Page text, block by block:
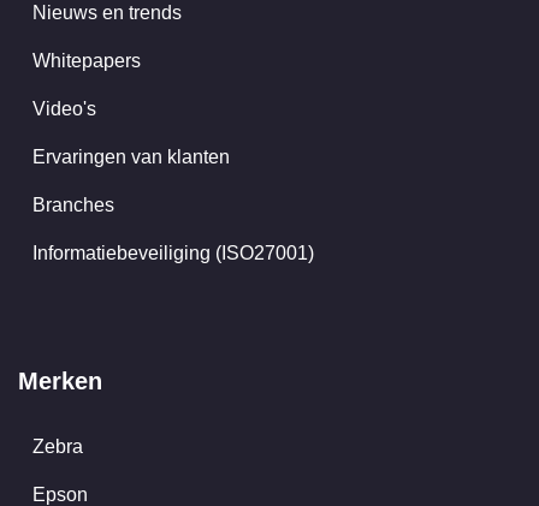
Nieuws en trends
Whitepapers
Video's
Ervaringen van klanten
Branches
Informatiebeveiliging (ISO27001)
Merken
Zebra
Epson